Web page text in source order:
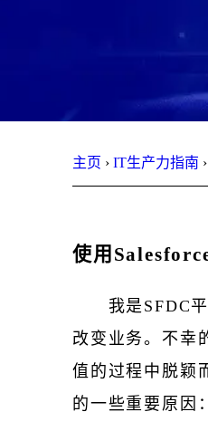
主页 › IT生产力指南 ›
使用
我是SFDC
改变业务。不幸
值的过程中脱颖
的一些重要原因：